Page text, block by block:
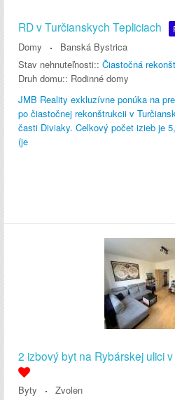
RD v Turčianskych Tepliciach
Domy
Banská Bystrica
Stav nehnuteľnosti:: Čiastočná
Druh domu:: Rodinné domy
JMB Reality exkluzívne ponúka na
po čiastočnej rekonštrukcii v
časti Diviaky. Celkový počet izieb je
(je
2 izbový byt na Rybárskej ulici
Byty
Zvolen